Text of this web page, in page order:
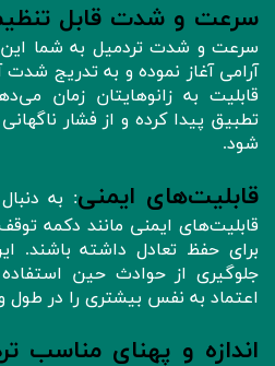
سرعت و شدت قابل
سرعت و شدت تردمیل به شما این
آرامی آغاز نموده و به تدریج
قابلیت به زانوهایتان زمان
تطبیق پیدا کرده و از فشار
شود.
قابلیت‌های ایمنی: به
قابلیت‌های ایمنی مانند دکمه
برای حفظ تعادل داشته باشند.
جلوگیری از حوادث حین
اعتماد به نفس بیشتری را در طول
اندازه و پهنای مناسب